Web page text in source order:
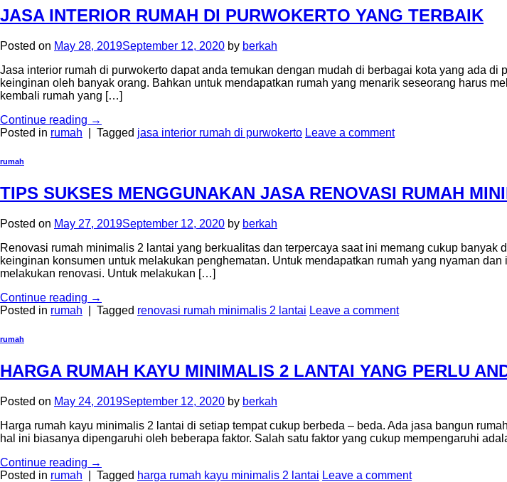
JASA INTERIOR RUMAH DI PURWOKERTO YANG TERBAIK
Posted on May 28, 2019September 12, 2020 by berkah
Jasa interior rumah di purwokerto dapat anda temukan dengan mudah di berbagai kota yang ada
keinginan oleh banyak orang. Bahkan untuk mendapatkan rumah yang menarik seseorang harus
kembali rumah yang […]
Continue reading →
Posted in rumah Tagged jasa interior rumah di purwokerto Leave a comment
rumah
TIPS SUKSES MENGGUNAKAN JASA RENOVASI RUMAH
Posted on May 27, 2019September 12, 2020 by berkah
Renovasi rumah minimalis 2 lantai yang berkualitas dan terpercaya saat ini memang cukup
keinginan konsumen untuk melakukan penghematan. Untuk mendapatkan rumah yang nyaman
melakukan renovasi. Untuk melakukan […]
Continue reading →
Posted in rumah Tagged renovasi rumah minimalis 2 lantai Leave a comment
rumah
HARGA RUMAH KAYU MINIMALIS 2 LANTAI YANG PERLU
Posted on May 24, 2019September 12, 2020 by berkah
Harga rumah kayu minimalis 2 lantai di setiap tempat cukup berbeda – beda. Ada jasa bangun
hal ini biasanya dipengaruhi oleh beberapa faktor. Salah satu faktor yang cukup mempengaruhi
Continue reading →
Posted in rumah Tagged harga rumah kayu minimalis 2 lantai Leave a comment